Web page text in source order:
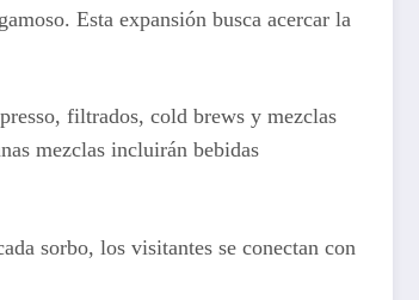
Esta expansión busca acercar la
filtrados, cold brews y mezclas
mezclas incluirán bebidas
sorbo, los visitantes se conectan con